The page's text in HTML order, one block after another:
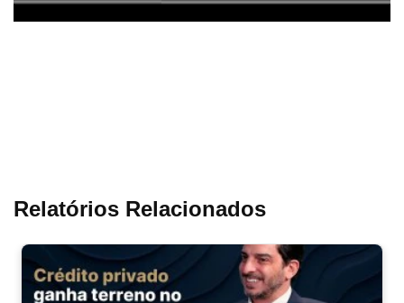
Relatórios Relacionados